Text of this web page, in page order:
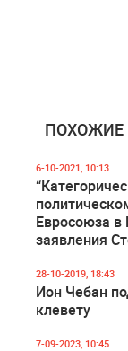
ПОХОЖИЕ
6-10-2021, 10:13
Евросоюза
заявления
28-10-2019, 18:43
Ион Чебан
клевету
7-09-2023, 10:45